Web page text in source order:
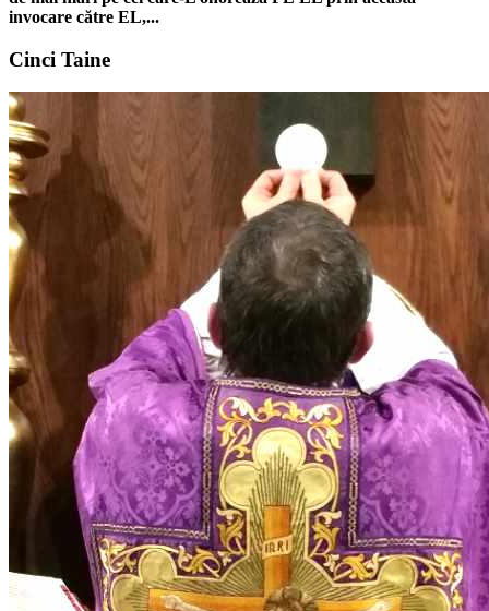
invocare către EL,...
Cinci Taine